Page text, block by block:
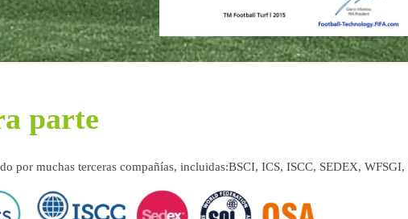
parte
por muchas terceras compañías, incluidas:BSCI, ICS, ISCC, SEDEX,